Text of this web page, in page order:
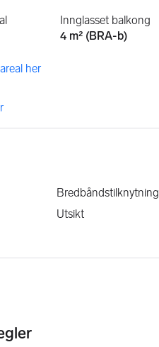
Innglasset balkong
4 m² (BRA-b)
her
Bredbåndstilknytning
Utsikt